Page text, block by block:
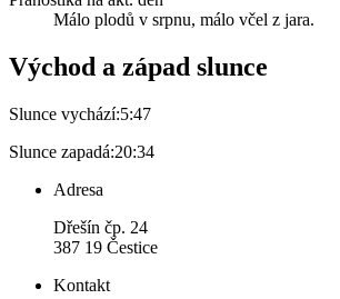
Málo plodů v srpnu, málo včel z jara.
Východ a západ slunce
Slunce vychází:5:47
Slunce zapadá:20:34
Adresa
Dřešín čp. 24
387 19 Čestice
Kontakt